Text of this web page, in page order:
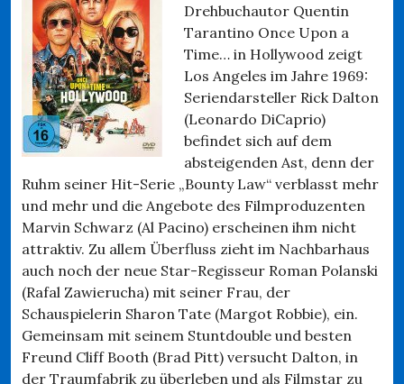
Drehbuchautor Quentin
Tarantino Once Upon a
Time… in Hollywood zeigt
Los Angeles im Jahre 1969:
Seriendarsteller Rick Dalton
(Leonardo DiCaprio)
befindet sich auf dem
absteigenden Ast, denn der
Ruhm seiner Hit-Serie „Bounty Law“ verblasst mehr
und mehr und die Angebote des Filmproduzenten
Marvin Schwarz (Al Pacino) erscheinen ihm nicht
attraktiv. Zu allem Überfluss zieht im Nachbarhaus
auch noch der neue Star-Regisseur Roman Polanski
(Rafal Zawierucha) mit seiner Frau, der
Schauspielerin Sharon Tate (Margot Robbie), ein.
Gemeinsam mit seinem Stuntdouble und besten
Freund Cliff Booth (Brad Pitt) versucht Dalton, in
der Traumfabrik zu überleben und als Filmstar zu